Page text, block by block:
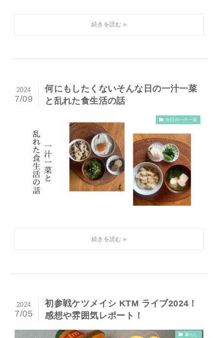
何にもしたくないそんな日の一汁一菜
と乱れた食生活の話
2024
7/09
今日の一汁一菜
初参戦ケツメイシ KTM ライブ2024！
感想や雰囲気レポート！
2024
7/05
暮らし